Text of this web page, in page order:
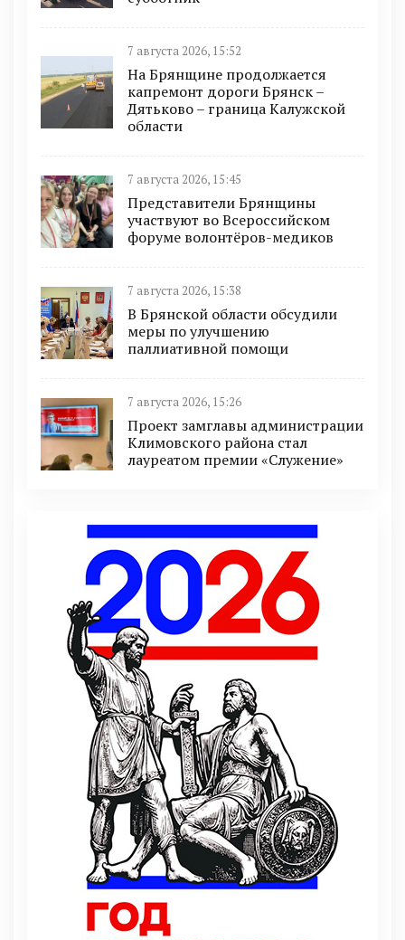
7 августа 2026, 15:52
На Брянщине продолжается
капремонт дороги Брянск –
Дятьково – граница Калужской
области
7 августа 2026, 15:45
Представители Брянщины
участвуют во Всероссийском
форуме волонтёров-медиков
7 августа 2026, 15:38
В Брянской области обсудили
меры по улучшению
паллиативной помощи
7 августа 2026, 15:26
Проект замглавы администрации
Климовского района стал
лауреатом премии «Служение»